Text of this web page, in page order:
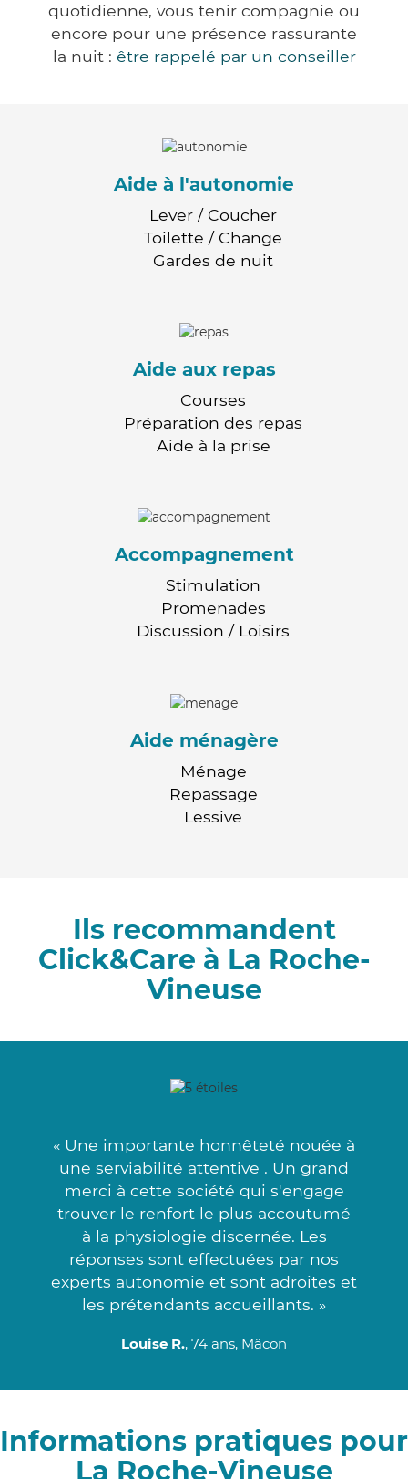
quotidienne, vous tenir compagnie ou
encore pour une présence rassurante
la nuit : être rappelé par un conseiller
Aide à l'autonomie
Lever / Coucher
Toilette / Change
Gardes de nuit
Aide aux repas
Courses
Préparation des repas
Aide à la prise
Accompagnement
Stimulation
Promenades
Discussion / Loisirs
Aide ménagère
Ménage
Repassage
Lessive
Ils recommandent
Click&Care à La Roche-
Vineuse
« Une importante honnêteté nouée à
une serviabilité attentive . Un grand
merci à cette société qui s'engage
trouver le renfort le plus accoutumé
à la physiologie discernée. Les
réponses sont effectuées par nos
experts autonomie et sont adroites et
les prétendants accueillants. »
Louise R., 74 ans, Mâcon
Informations pratiques pour
La Roche-Vineuse